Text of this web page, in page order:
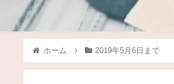
ホーム 2019年5月6日まで